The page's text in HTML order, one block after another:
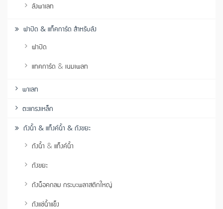
ลังพาเลท
ฝาปิด & แท็คการ์ด สำหรับลัง
ฝาปิด
แทคการ์ด & เนมเพลท
พาเลท
ตะแกรงเหล็ก
ถังน้ำ & แท็งค์น้ำ & ถังขยะ
ถังน้ำ & แท็งค์น้ำ
ถังขยะ
ถังน็อคกลม กระบะพลาสติกใหญ่
ถังแช่น้ำแข็ง